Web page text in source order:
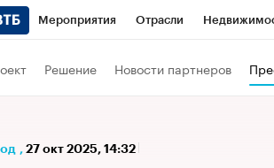
Мероприятия Отрасли
Решение Новости партнеров
, 27 окт 2025, 14:32